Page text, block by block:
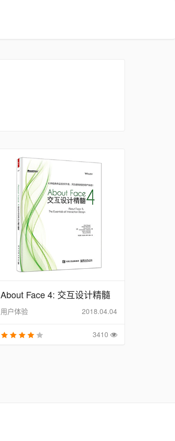
About Face 4: 交互设计精髓
用户体验 2018.04.04
3410